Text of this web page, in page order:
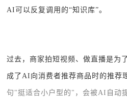
AI可以反复调用的“知识库”。
过去，商家拍短视频、做直播是为
成了AI向消费者推荐商品时的推荐
句"挺适合小户型的"，会被AI自动